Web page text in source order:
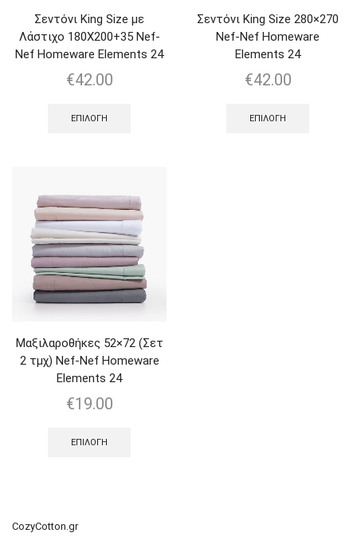
Σεντόνι King Size με
Λάστιχο 180Χ200+35 Nef-
Nef Homeware Elements 24
€42.00
ΕΠΙΛΟΓΉ
Σεντόνι King Size 280×270
Nef-Nef Homeware
Elements 24
€42.00
ΕΠΙΛΟΓΉ
Μαξιλαροθήκες 52×72 (Σετ
2 τμχ) Nef-Nef Homeware
Elements 24
€19.00
ΕΠΙΛΟΓΉ
CozyCotton.gr